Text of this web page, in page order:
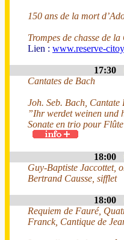
150 ans de la mort
Trompes de chasse de
Lien : www.reserve-
17:30
Cantates de Bach
Joh. Seb. Bach, Cantate
”Ihr werdet weinen und
Sonate en trio pour
18:00
Guy-Baptiste Jaccottet,
Bertrand Causse, sifflet
18:00
Requiem de Fauré,
Franck, Cantique de